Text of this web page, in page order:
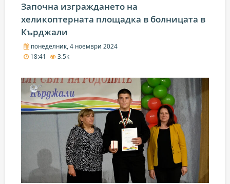
Започна изграждането на
хеликоптерната площадка в болницата в
Кърджали
понеделник, 4 ноември 2024
18:41
3.5k